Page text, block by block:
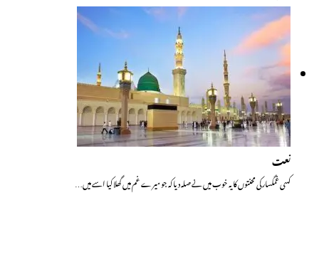
نعت
کسی غمگسار کی محنتوں کا یہ خوب میں نے صلہ دیا کہ جو میرے غم میں گھلا کیا اسے میں…